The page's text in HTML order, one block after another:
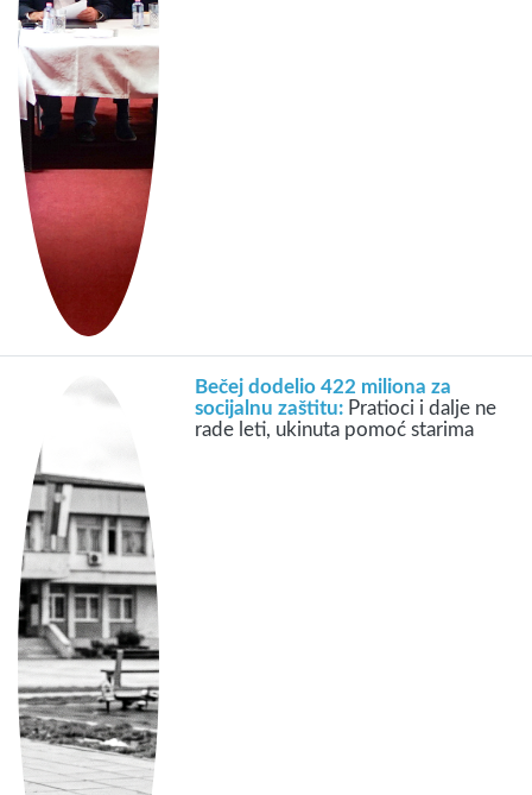
Bečej dodelio 422 miliona za
socijalnu zaštitu: Pratioci i dalje ne
rade leti, ukinuta pomoć starima